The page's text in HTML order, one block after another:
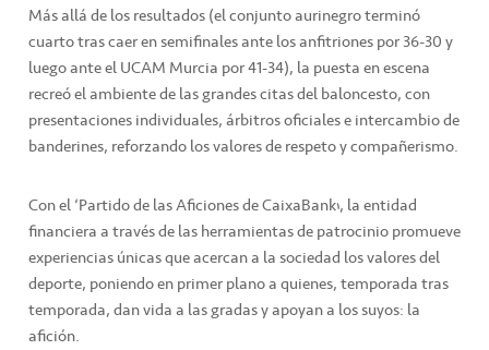
Más allá de los resultados (el conjunto aurinegro terminó
cuarto tras caer en semifinales ante los anfitriones por 36-30 y
luego ante el UCAM Murcia por 41-34), la puesta en escena
recreó el ambiente de las grandes citas del baloncesto, con
presentaciones individuales, árbitros oficiales e intercambio de
banderines, reforzando los valores de respeto y compañerismo.
Con el ‘Partido de las Aficiones de CaixaBank’, la entidad
financiera a través de las herramientas de patrocinio promueve
experiencias únicas que acercan a la sociedad los valores del
deporte, poniendo en primer plano a quienes, temporada tras
temporada, dan vida a las gradas y apoyan a los suyos: la
afición.